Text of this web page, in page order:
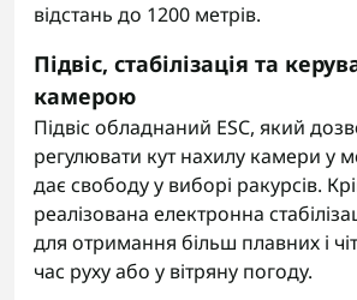
відстань до 1200 метрів.
Підвіс, стабілізація та
камерою
Підвіс обладнаний ESC, який
регулювати кут нахилу камери у
дає свободу у виборі ракурсів.
реалізована електронна
для отримання більш плавних і
час руху або у вітряну погоду.